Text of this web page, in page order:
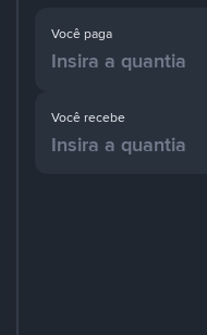
Você paga
Você recebe